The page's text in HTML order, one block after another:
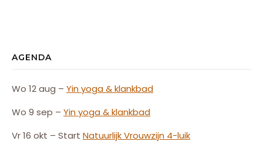
AGENDA
Wo 12 aug – Yin yoga & klankbad
Wo 9 sep – Yin yoga & klankbad
Vr 16 okt – Start NatuurlijkVrouwzijn 4-luik